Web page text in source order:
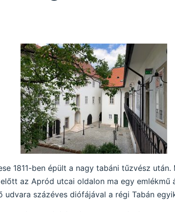
1811-ben épült a nagy tabáni tűzvész
az Apród utcai oldalon ma egy
százéves diófájával a régi Tabán